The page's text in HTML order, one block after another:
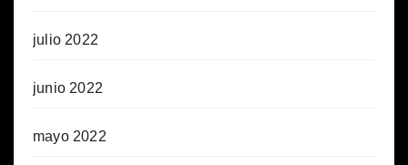
julio 2022
junio 2022
mayo 2022